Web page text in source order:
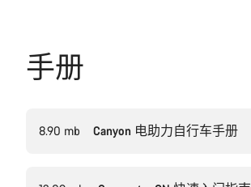
手册
8.90 mb Canyon 电助力自行车手册